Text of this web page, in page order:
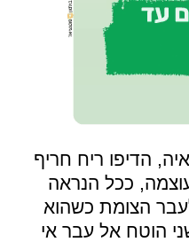
הדיפו ריח חריף
ככל הנראה
הצומת כשהוא
הוטח אל עבר אי